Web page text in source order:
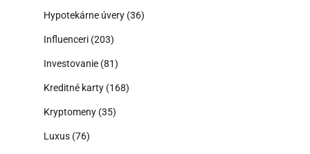
Hypotekárne úvery (36)
Influenceri (203)
Investovanie (81)
Kreditné karty (168)
Kryptomeny (35)
Luxus (76)